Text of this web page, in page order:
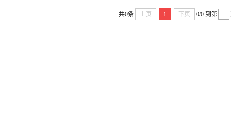
共0条 上页 1 下页 0/0 到第